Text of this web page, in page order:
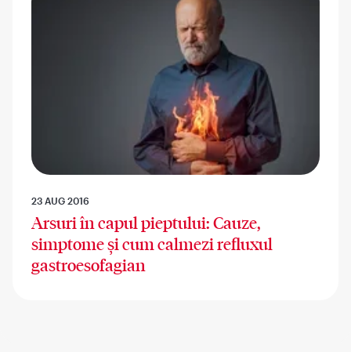
23 AUG 2016
Arsuri în capul pieptului: Cauze,
simptome și cum calmezi refluxul
gastroesofagian